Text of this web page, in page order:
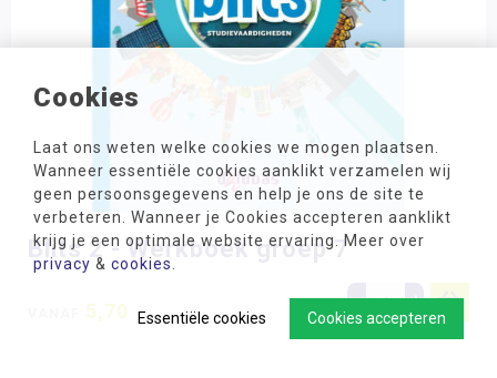
Cookies
Laat ons weten welke cookies we mogen plaatsen.
Wanneer essentiële cookies aanklikt verzamelen wij
geen persoonsgegevens en help je ons de site te
verbeteren. Wanneer je Cookies accepteren aanklikt
krijg je een optimale website ervaring. Meer over
privacy & cookies
Cookies accepteren
Essentiële cookies
Blits 2 - Werkboek groep 7
5,70 - +